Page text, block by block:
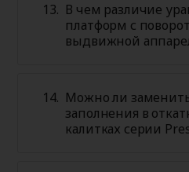
В чем различие
платформ с
выдвижной
Можно ли
заполнения в
калитках серии